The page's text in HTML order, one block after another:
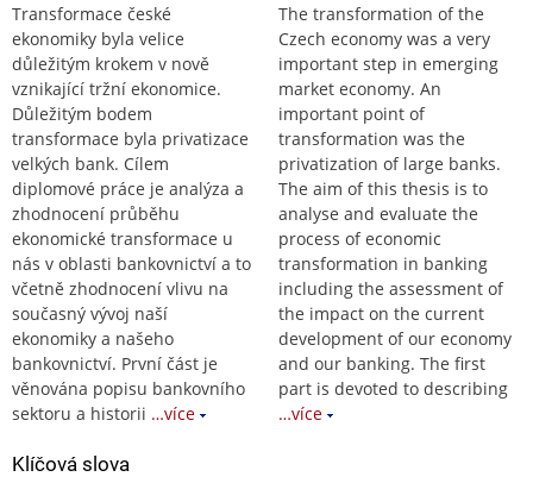
Transformace české
ekonomiky byla velice
důležitým krokem v nově
vznikající tržní ekonomice.
Důležitým bodem
transformace byla privatizace
velkých bank. Cílem
diplomové práce je analýza a
zhodnocení průběhu
ekonomické transformace u
nás v oblasti bankovnictví a to
včetně zhodnocení vlivu na
současný vývoj naší
ekonomiky a našeho
bankovnictví. První část je
věnována popisu bankovního
sektoru a historii …více
The transformation of the
Czech economy was a very
important step in emerging
market economy. An
important point of
transformation was the
privatization of large banks.
The aim of this thesis is to
analyse and evaluate the
process of economic
transformation in banking
including the assessment of
the impact on the current
development of our economy
and our banking. The first
part is devoted to describing
…více
Klíčová slova